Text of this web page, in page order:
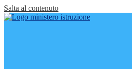
Salta al contenuto